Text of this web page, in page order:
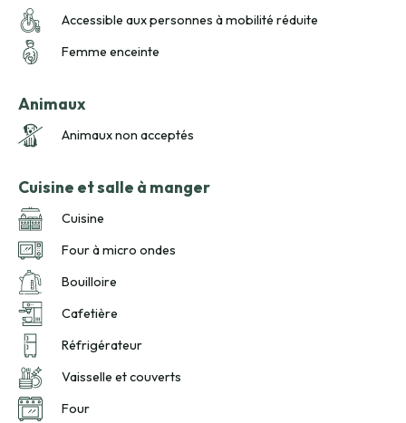
Accessible aux personnes à mobilité réduite
Femme enceinte
Animaux
Animaux non acceptés
Cuisine et salle à manger
Cuisine
Four à micro ondes
Bouilloire
Cafetière
Réfrigérateur
Vaisselle et couverts
Four